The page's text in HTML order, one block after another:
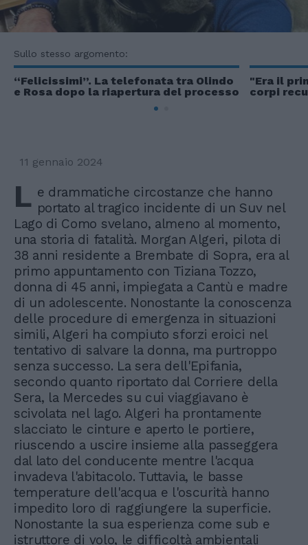
Sullo stesso argomento:
“Felicissimi”. La telefonata tra Olindo
e Rosa dopo la riapertura del processo
"Era il
corpi
11 gennaio 2024
L e drammatiche circostanze che hanno
portato al tragico incidente di un Suv nel
Lago di Como svelano, almeno al momento,
una storia di fatalità. Morgan Algeri, pilota di
38 anni residente a Brembate di Sopra, era al
primo appuntamento con Tiziana Tozzo,
donna di 45 anni, impiegata a Cantù e madre
di un adolescente. Nonostante la conoscenza
delle procedure di emergenza in situazioni
simili, Algeri ha compiuto sforzi eroici nel
tentativo di salvare la donna, ma purtroppo
senza successo. La sera dell'Epifania,
secondo quanto riportato dal Corriere della
Sera, la Mercedes su cui viaggiavano è
scivolata nel lago. Algeri ha prontamente
slacciato le cinture e aperto le portiere,
riuscendo a uscire insieme alla passeggera
dal lato del conducente mentre l'acqua
invadeva l'abitacolo. Tuttavia, le basse
temperature dell'acqua e l'oscurità hanno
impedito loro di raggiungere la superficie.
Nonostante la sua esperienza come sub e
istruttore di volo, le difficoltà ambientali